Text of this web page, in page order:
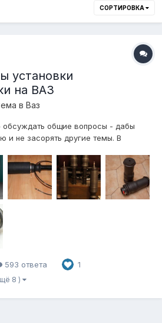
СОРТИРОВКА
установки
на ВАЗ
в Ваз
обсуждать общие вопросы - дабы
и не засорять другие темы. В
готовые решения по установке. Из
можно выделить два варианта
593 ответа 1
8 )